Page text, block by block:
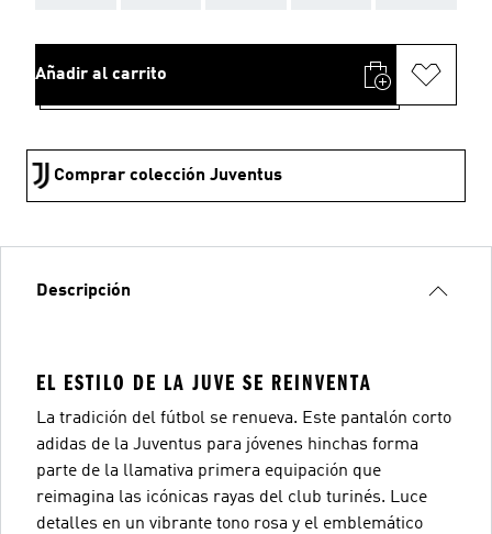
Añadir al carrito
Comprar colección Juventus
Descripción
EL ESTILO DE LA JUVE SE REINVENTA
La tradición del fútbol se renueva. Este pantalón corto
adidas de la Juventus para jóvenes hinchas forma
parte de la llamativa primera equipación que
reimagina las icónicas rayas del club turinés. Luce
detalles en un vibrante tono rosa y el emblemático